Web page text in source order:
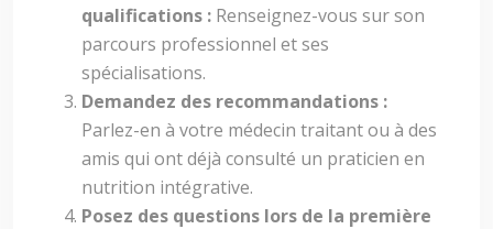
qualifications : Renseignez-vous sur son
parcours professionnel et ses
spécialisations.
Demandez des recommandations :
Parlez-en à votre médecin traitant ou à des
amis qui ont déjà consulté un praticien en
nutrition intégrative.
Posez des questions lors de la première